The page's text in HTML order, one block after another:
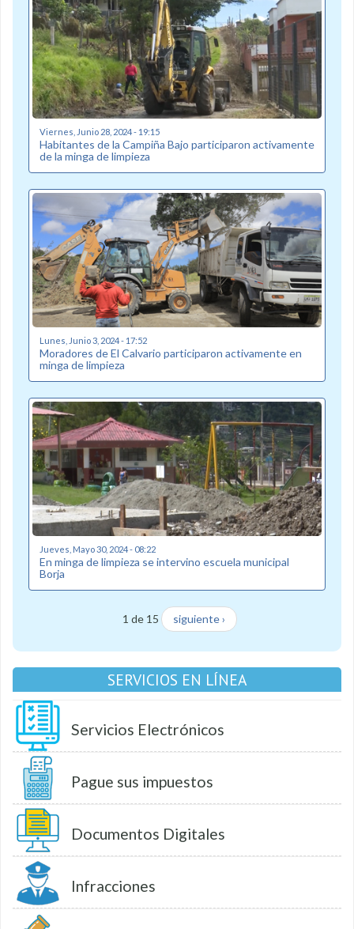
Viernes, Junio 28, 2024 - 19:15
Habitantes de la Campiña Bajo participaron activamente
de la minga de limpieza
Lunes, Junio 3, 2024 - 17:52
Moradores de El Calvario participaron activamente en
minga de limpieza
Jueves, Mayo 30, 2024 - 08:22
En minga de limpieza se intervino escuela municipal
Borja
1 de 15 siguiente ›
SERVICIOS EN LÍNEA
Servicios Electrónicos
Pague sus impuestos
Documentos Digitales
Infracciones